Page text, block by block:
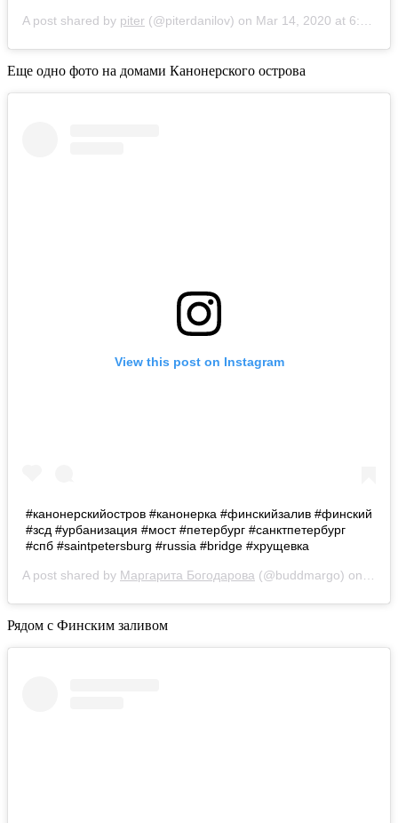
A post shared by piter (@piterdanilov) on Mar 14, 2020 at 6:16am PDT
Еще одно фото на домами Канонерского острова
View this post on Instagram
#канонерскийостров #канонерка #финскийзалив #финский
#зсд #урбанизация #мост #петербург #санктпетербург
#спб #saintpetersburg #russia #bridge #хрущевка
A post shared by Маргарита Богодарова (@buddmargo) on Jul
Рядом с Финским заливом